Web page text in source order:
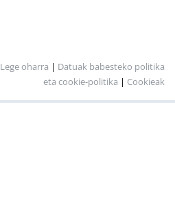
Lege oharra | Datuak babesteko politika
eta cookie-politika | Cookieak